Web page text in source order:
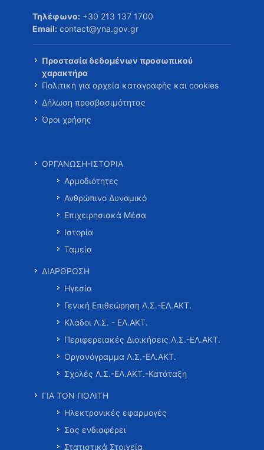
Τηλέφωνο: +30 213 137 1700
Email: contact@yna.gov.gr
Προστασία δεδομένων προσωπικού
χαρακτήρα
Πολιτική για αρχεία καταγραφής και cookies
Δήλωση προσβασιμότητας
Όροι χρήσης
ΟΡΓΑΝΩΣΗ-ΙΣΤΟΡΙΑ
Αρμοδιότητες
Ανθρώπινο Δυναμικό
Επιχειρησιακά Μέσα
Ιστορία
Ταμεία
ΔΙΑΡΘΡΩΣΗ
Ηγεσία
Γενική Επιθεώρηση Λ.Σ.-ΕΛ.ΑΚΤ.
Κλάδοι Λ.Σ. - ΕΛ.ΑΚΤ.
Περιφερειακές Διοικήσεις Λ.Σ.-ΕΛ.ΑΚΤ.
Οργανόγραμμα Λ.Σ.-ΕΛ.ΑΚΤ.
Σχολές Λ.Σ.-ΕΛ.ΑΚΤ.-Κατάταξη
ΓΙΑ ΤΟΝ ΠΟΛΙΤΗ
Ηλεκτρονικές εφαρμογές
Σας ενδιαφέρει
Στατιστικά Στοιχεία